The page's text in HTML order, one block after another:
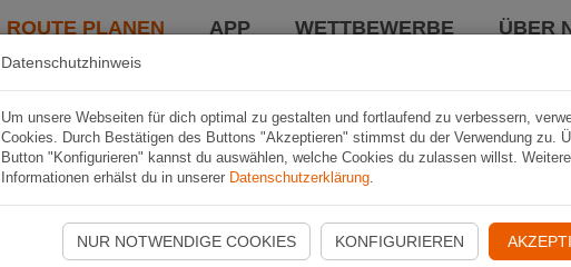
ROUTE PLANEN APP WETTBEWERBE ÜBER
Datenschutzhinweis
Um unsere Webseiten für dich optimal zu gestalten und fortlaufend zu verbessern,
Cookies. Durch Bestätigen des Buttons "Akzeptieren" stimmst du der Verwendung zu.
Button "Konfigurieren" kannst du auswählen, welche Cookies du zulassen willst. Weitere
Informationen erhälst du in unserer Datenschutzerklärung.
NUR NOTWENDIGE COOKIES KONFIGURIEREN